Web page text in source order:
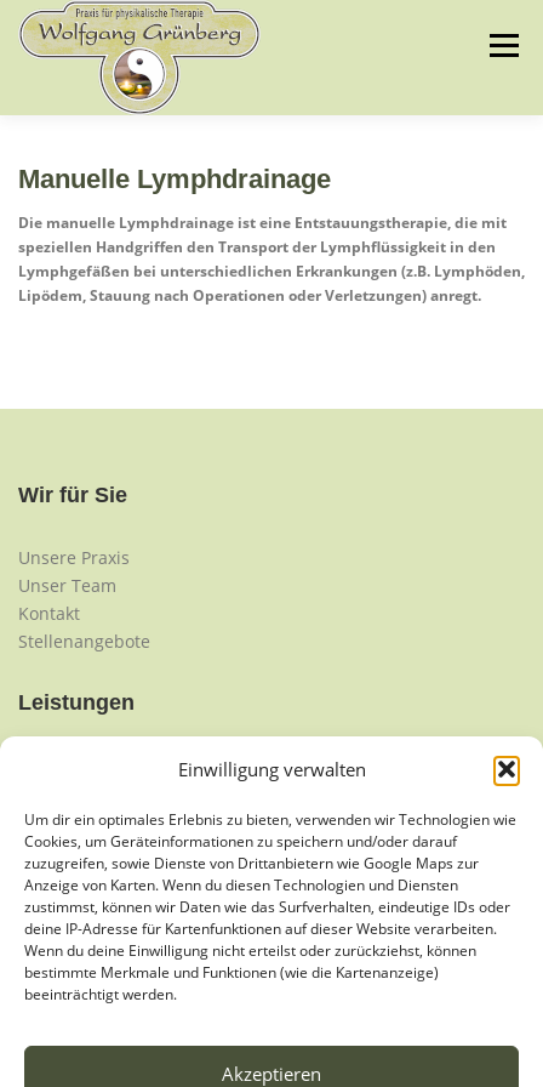
Einwilligung verwalten
Um dir ein optimales Erlebnis zu bieten, verwenden wir Technologien wie
Cookies, um Geräteinformationen zu speichern und/oder darauf
zuzugreifen, sowie Dienste von Drittanbietern wie Google Maps zur
Anzeige von Karten. Wenn du diesen Technologien und Diensten
zustimmst, können wir Daten wie das Surfverhalten, eindeutige IDs oder
deine IP-Adresse für Kartenfunktionen auf dieser Website verarbeiten.
Wenn du deine Einwilligung nicht erteilst oder zurückziehst, können
bestimmte Merkmale und Funktionen (wie die Kartenanzeige)
beeinträchtigt werden.
Akzeptieren
Zum
Inhalt
springen
Menü
LEISTUNGEN WIR ÜBER UNS KONTAKT
Manuelle Lymphdrainage
Die manuelle Lymphdrainage ist eine Entstauungstherapie, die mit
speziellen Handgriffen den Transport der Lymphflüssigkeit in den
Lymphgefäßen bei unterschiedlichen Erkrankungen (z.B. Lymphöden,
Lipödem, Stauung nach Operationen oder Verletzungen) anregt.
Wir für Sie
Unsere Praxis
Unser Team
Kontakt
Stellenangebote
Leistungen
Krankengymnastik/Physiotherapie
Manuelle Lymphdrainage
Klassische Massagetherapie
Yoga
Service
Kontakt
Datenschutz